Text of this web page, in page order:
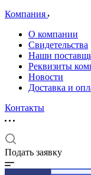
Компания
О компании
Свидетельства
Наши
Реквизиты
Новости
Доставка и
Контакты
Подать заявку